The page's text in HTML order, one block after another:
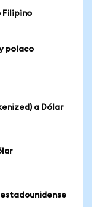
Filipino
polaco
a Dólar